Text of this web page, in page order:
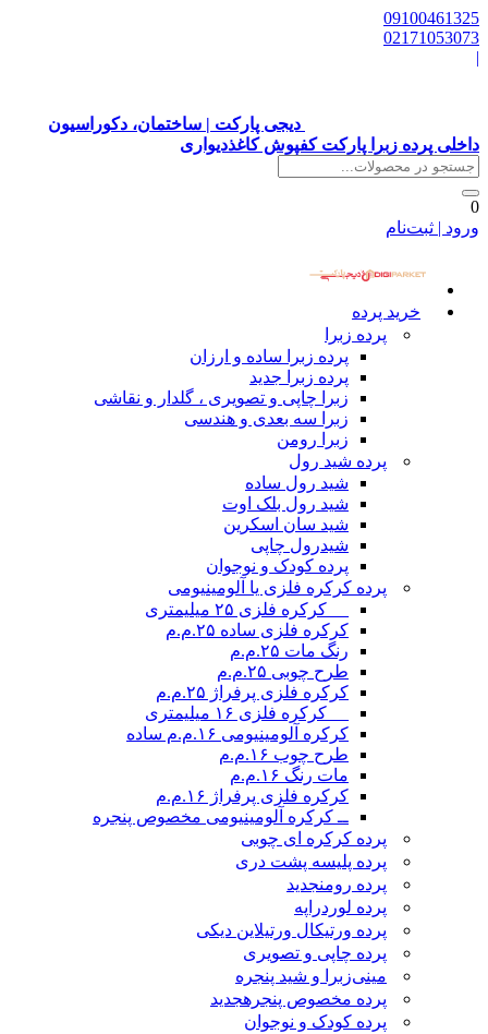
09100461325
02171053073
|
دیجی پارکت | ساختمان، دکوراسیون
داخلی پرده زبرا پارکت کفپوش کاغذدیواری
0
ورود | ثبت‌نام
خرید پرده
پرده زبرا
پرده زبرا ساده و ارزان
پرده زبرا جدید
زبرا چاپی و تصویری ، گلدار و نقاشی
زبرا سه بعدی و هندسی
زبرا رومن
پرده شید رول
شید رول ساده
شید رول بلک اوت
شید سان اسکرین
شیدرول چاپی
پرده کودک و نوجوان
پرده کرکره فلزی یا آلومینیومی
__ کرکره فلزی ۲۵ میلیمتری
کرکره فلزی ساده ۲۵.م.م
رنگ مات ۲۵.م.م
طرح چوبی ۲۵.م.م
کرکره فلزی پرفراژ ۲۵.م.م
__ کرکره فلزی ۱۶ میلیمتری
کرکره آلومینیومی ۱۶.م.م ساده
طرح چوب ۱۶.م.م
مات رنگ ۱۶.م.م
کرکره فلزی پرفراژ ۱۶.م.م
ــ کرکره آلومینیومی مخصوص پنجره
پرده کرکره ای چوبی
پرده پلیسه پشت دری
پرده رومنجدید
پرده لوردراپه
پرده ورتیکال ورتیلاین دیکی
پرده چاپی و تصویری
مینی‌زبرا و شید پنجره
پرده مخصوص پنجرهجدید
پرده کودک و نوجوان